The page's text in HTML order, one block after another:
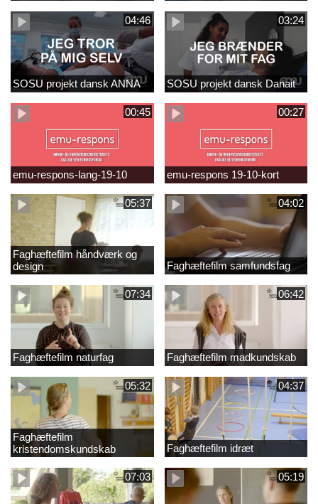
04:46
SOSU projekt dansk ANNA
03:24
SOSU projekt dansk Danait
00:45
emu-respons-lang-19-10
00:27
emu-respons 19-10-kort
05:37
Faghæftefilm håndværk og
design
04:02
Faghæftefilm samfundsfag
07:34
Faghæftefilm naturfag
06:42
Faghæftefilm madkundskab
05:32
Faghæftefilm
kristendomskundskab
04:37
Faghæftefilm idræt
07:03 05:19